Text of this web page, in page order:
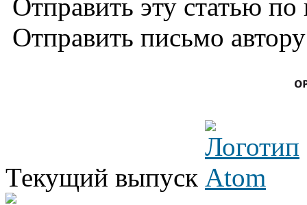
Отправить эту статью
Отправить письмо
Текущий выпуск